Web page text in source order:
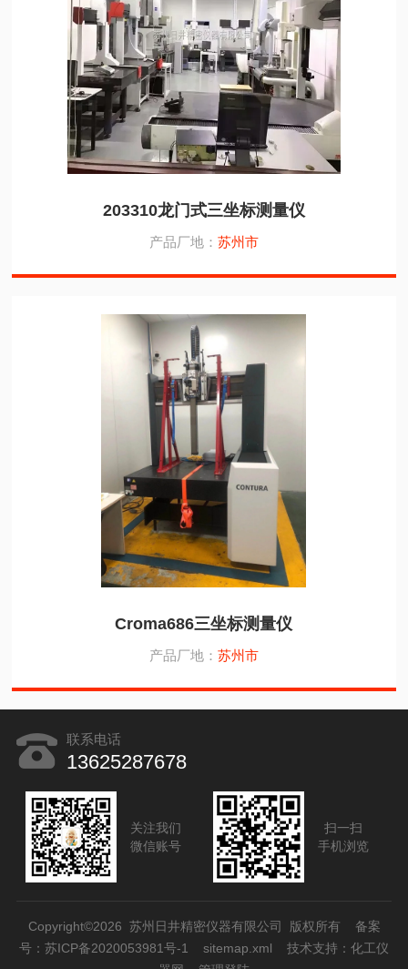
203310龙门式三坐标测量仪
产品厂地： 苏州市
Croma686三坐标测量仪
产品厂地： 苏州市
联系电话
13625287678
关注我们
微信账号
扫一扫
手机浏览
Copyright©2026 苏州日井精密仪器有限公司 版权所有 备案
号：苏ICP备2020053981号-1
sitemap.xml 技术支持： 化工仪